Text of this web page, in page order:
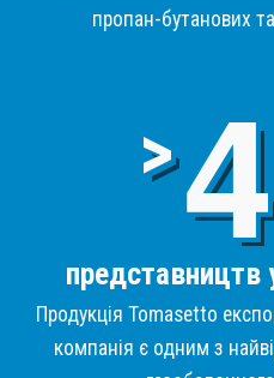
пропан-бутанових
>
представництв
Продукція Tomasetto
компанія є одним з